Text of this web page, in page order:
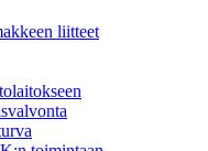
liitteet